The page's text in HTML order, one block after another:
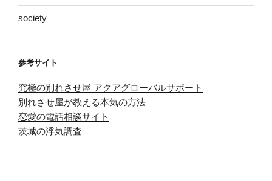
society
参考サイト
究極の別れさせ屋 アクアグローバルサポート
別れさせ屋が教える本気の方法
恋愛の電話相談サイト
茨城の浮気調査